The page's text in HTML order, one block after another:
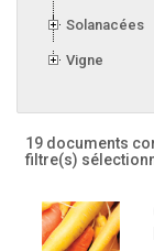
Solanacées
Vigne
19 documents
filtre(s)